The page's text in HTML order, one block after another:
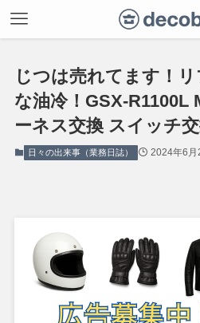
じつは売れてます！
な油冷！GSX-R1100L
ーネス交換 スイッチ
日々の出来事（業務日誌） 2024年6月